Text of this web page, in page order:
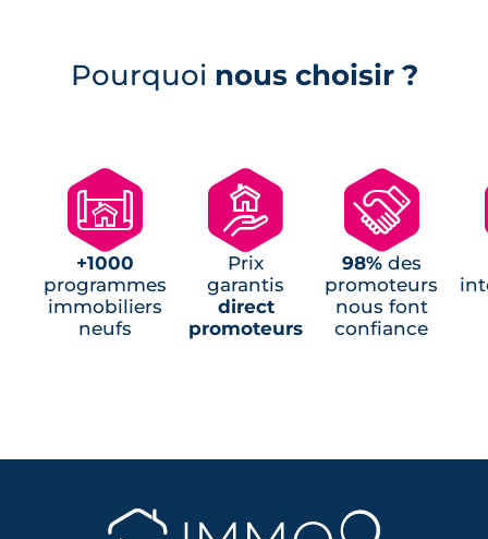
Programmes neufs Mios (1)
Programmes neufs Ondres (1)
Pourquoi nous choisir ?
🗺
+1000
programmes
immobiliers
neufs
🏘
Prix
garantis
direct
promoteurs
🤝
98%des
promoteurs
nous font
confiance